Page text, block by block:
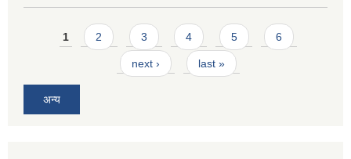
Pages
1 2 3 4 5 6
next › last »
अन्य